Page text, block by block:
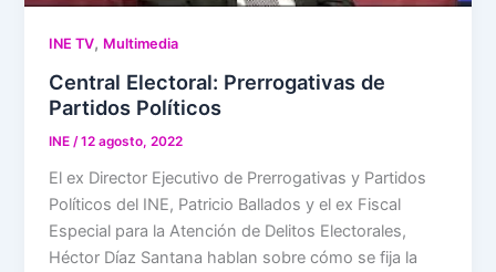
INE TV, Multimedia
Central Electoral: Prerrogativas de
Partidos Políticos
INE/12 agosto, 2022
El ex Director Ejecutivo de Prerrogativas y Partidos
Políticos del INE, Patricio Ballados y el ex Fiscal
Especial para la Atención de Delitos Electorales,
Héctor Díaz Santana hablan sobre cómo se fija la